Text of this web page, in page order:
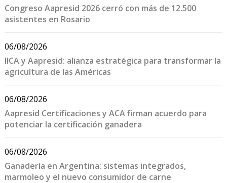
Congreso Aapresid 2026 cerró con más de 12.500
asistentes en Rosario
06/08/2026
IICA y Aapresid: alianza estratégica para transformar la
agricultura de las Américas
06/08/2026
Aapresid Certificaciones y ACA firman acuerdo para
potenciar la certificación ganadera
06/08/2026
Ganadería en Argentina: sistemas integrados,
marmoleo y el nuevo consumidor de carne